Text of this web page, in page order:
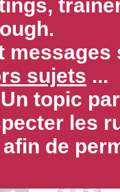
sujets ...
topic
les
de